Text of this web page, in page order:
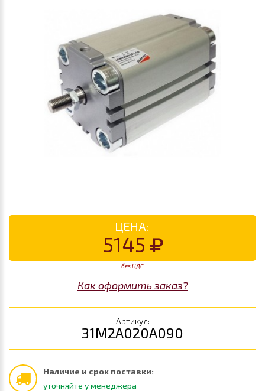
ЦЕНА:
5145
без НДС
Как оформить заказ?
Артикул:
31M2A020A090
Наличие и срок поставки:
уточняйте у менеджера